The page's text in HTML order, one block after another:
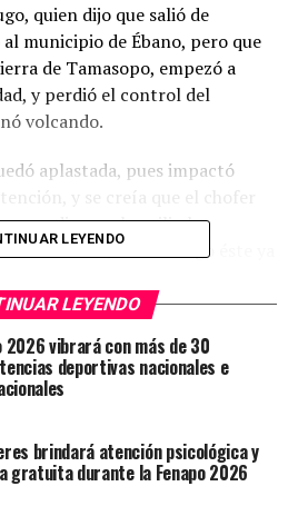
quien dijo que salió de
municipio de Ébano, pero que
de Tamasopo, empezó a
y perdió el control del
volcando.
aplastada, pues impactó
y se creía que el chofer
acudieron al auxilio los
Bomberos, sin embargo éste ya
graves.
FEATURED
en el paraje de la Media
municipio de Rioverde
LEYENDO
LEYENDO
2026 vibrará con más de 30
deportivas nacionales e
brindará atención psicológica y
gratuita durante la Fenapo 2026